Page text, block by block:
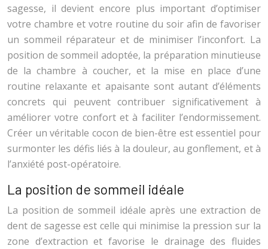
sagesse, il devient encore plus important d’optimiser
votre chambre et votre routine du soir afin de favoriser
un sommeil réparateur et de minimiser l’inconfort. La
position de sommeil adoptée, la préparation minutieuse
de la chambre à coucher, et la mise en place d’une
routine relaxante et apaisante sont autant d’éléments
concrets qui peuvent contribuer significativement à
améliorer votre confort et à faciliter l’endormissement.
Créer un véritable cocon de bien-être est essentiel pour
surmonter les défis liés à la douleur, au gonflement, et à
l’anxiété post-opératoire.
La position de sommeil idéale
La position de sommeil idéale après une extraction de
dent de sagesse est celle qui minimise la pression sur la
zone d’extraction et favorise le drainage des fluides